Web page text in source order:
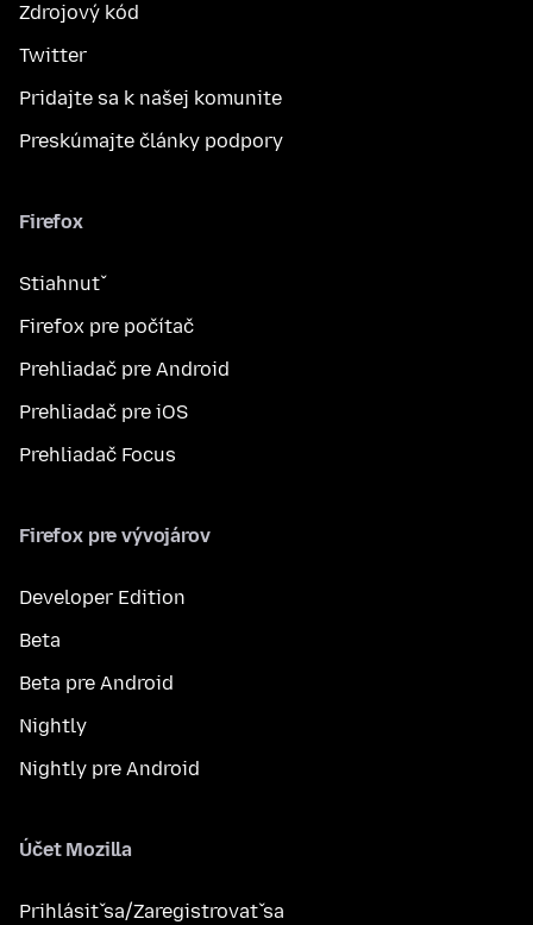
Zdrojový kód
Twitter
Pridajte sa k našej komunite
Preskúmajte články podpory
Firefox
Stiahnuť
Firefox pre počítač
Prehliadač pre Android
Prehliadač pre iOS
Prehliadač Focus
Firefox pre vývojárov
Developer Edition
Beta
Beta pre Android
Nightly
Nightly pre Android
Účet Mozilla
Prihlásiť sa/Zaregistrovať sa